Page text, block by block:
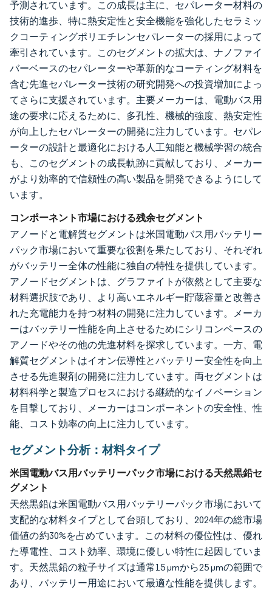
予測されています。この成長は主に、セパレーター材料の
技術的進歩、特に熱安定性と安全機能を強化したセラミッ
クコーティングポリエチレンセパレーターの採用によって
牽引されています。このセグメントの拡大は、ナノファイ
バーベースのセパレーターや革新的なコーティング材料を
含む先進セパレーター技術の研究開発への投資増加によっ
てさらに支援されています。主要メーカーは、電動バス用
途の要求に応えるために、多孔性、機械的強度、熱安定性
が向上したセパレーターの開発に注力しています。セパレ
ーターの設計と最適化における人工知能と機械学習の統合
も、このセグメントの成長軌跡に貢献しており、メーカー
がより効率的で信頼性の高い製品を開発できるようにして
います。
コンポーネント市場における残余セグメント
アノードと電解質セグメントは米国電動バス用バッテリー
パック市場において重要な役割を果たしており、それぞれ
がバッテリー全体の性能に独自の特性を提供しています。
アノードセグメントは、グラファイトが依然として主要な
材料選択肢であり、より高いエネルギー貯蔵容量と改善さ
れた充電能力を持つ材料の開発に注力しています。メーカ
ーはバッテリー性能を向上させるためにシリコンベースの
アノードやその他の先進材料を探求しています。一方、電
解質セグメントはイオン伝導性とバッテリー安全性を向上
させる先進製剤の開発に注力しています。両セグメントは
材料科学と製造プロセスにおける継続的なイノベーション
を目撃しており、メーカーはコンポーネントの安全性、性
能、コスト効率の向上に注力しています。
セグメント分析：材料タイプ
米国電動バス用バッテリーパック市場における天然黒鉛セ
グメント
天然黒鉛は米国電動バス用バッテリーパック市場において
支配的な材料タイプとして台頭しており、2024年の総市場
価値の約30%を占めています。この材料の優位性は、優れ
た導電性、コスト効率、環境に優しい特性に起因していま
す。天然黒鉛の粒子サイズは通常15 μmから25 μmの範囲で
あり、バッテリー用途において最適な性能を提供します。